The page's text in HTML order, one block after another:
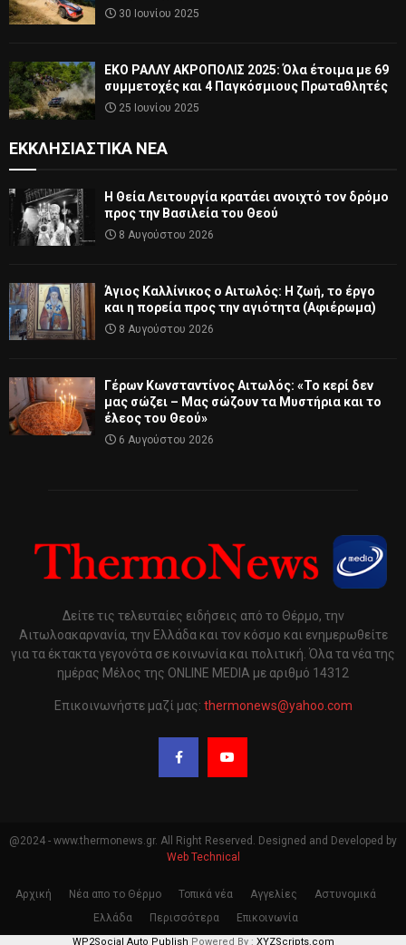
30 Ιουνίου 2025
ΕΚΟ ΡΑΛΛΥ ΑΚΡΟΠΟΛΙΣ 2025: Όλα έτοιμα με 69
συμμετοχές και 4 Παγκόσμιους Πρωταθλητές
25 Ιουνίου 2025
ΕΚΚΛΗΣΙΑΣΤΙΚΆ ΝΈΑ
Η Θεία Λειτουργία κρατάει ανοιχτό τον δρόμο
προς την Βασιλεία του Θεού
8 Αυγούστου 2026
Άγιος Καλλίνικος ο Αιτωλός: Η ζωή, το έργο
και η πορεία προς την αγιότητα (Αφιέρωμα)
8 Αυγούστου 2026
Γέρων Κωνσταντίνος Αιτωλός: «Το κερί δεν
μας σώζει – Μας σώζουν τα Μυστήρια και το
έλεος του Θεού»
6 Αυγούστου 2026
Δείτε τις τελευταίες ειδήσεις από το Θέρμο, την
Αιτωλοακαρνανία, την Ελλάδα και τον κόσμο και ενημερωθείτε
για τα έκτακτα γεγονότα σε κοινωνία και πολιτική. Όλα τα νέα της
ημέρας Μέλος της ONLINE MEDIA με αριθμό 14312
Επικοινωνήστε μαζί μας: thermonews@yahoo.com
@2024 - www.thermonews.gr. All Right Reserved. Designed and Developed by
Web Technical
Αρχική Νέα απο το Θέρμο Τοπικά νέα Αγγελίες
Αστυνομικά
Ελλάδα
Περισσότερα Επικοινωνία
WP2Social Auto Publish Powered By : XYZScripts.com